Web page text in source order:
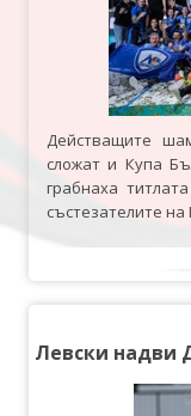
Действащите
сложат и Купа
грабнаха
състезателите
Левски надви